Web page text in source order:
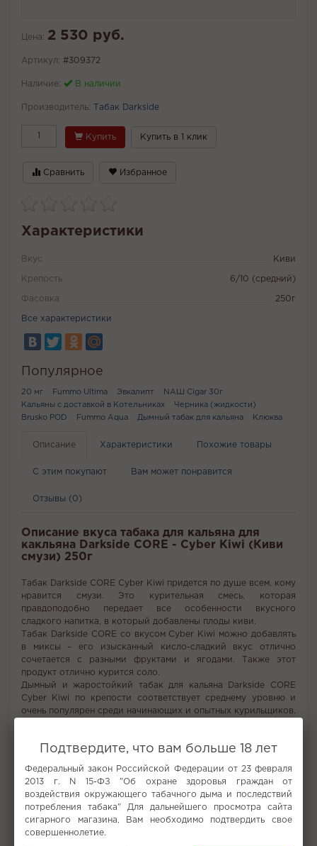
Цена: 2 530 руб.
Артикул: #309372
Наличие: В наличии
Производитель: Табак Darkside
Купить Купить в 1 клик
Сравнить Избранное
Характеристики
Вкус Киви
Крепость 6/10 (средний)
Фасовка 250г
Все характеристики
Популярное
20 мг Fummo Ultima Эвкалипт
NАШ Cigar 30г
Кальяны с доставкой в Котельниках
Черника (жидкости)
Brusko POD
Fummo Aqua Дымный табак для кальяна Клюква
Описание Характеристики Похожие товары
С этим покупают Вам может понравится
Отзывы (0)
Описание вкуса табака для кальяна для
какльяна Darkside CORE - Cyber Kiwi (Киви
смузи) 250г
Табак Darkside CORE Cyber Kiwi придется по душе всем, кому
нравится смузи. Это курительная смесь, которая
правдоподобно передает все особенности вкусного
сладкого напитка, в который добавлены плоды киви.
Табак Darkside CORE со вкусом Cyber Kiwi можно добавлять
в миксы – его изысканный кисло-сладкий вкус отлично
сочетается с разными фруктами и ягодами. Также этот
продукт отлично курится соло.
Дымный и жаростойкий табак для кальяна Darkside CORE
Cyber Kiwi по крепости соответствует среднему уровню и
очень популярен среди начинающих и опытных курильщиков.
Все вкусы табака для кальяна Darkside
Не забудьте купить
Подтвердите, что вам больше 18 лет
Федеральный закон Российской Федерации от 23 февраля
2013 г. N 15-ФЗ "Об охране здоровья граждан от
воздействия окружающего табачного дыма и последствий
потребления табака" Для дальнейшего просмотра сайта
сигарного магазина, Вам необходимо подтвердить свое
совершеннолетие.